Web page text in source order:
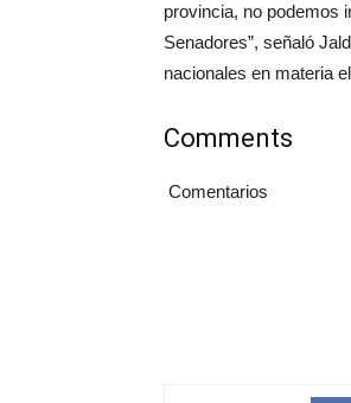
provincia, no podemos
Senadores”, señaló
nacionales en materia
Comments
Comentarios